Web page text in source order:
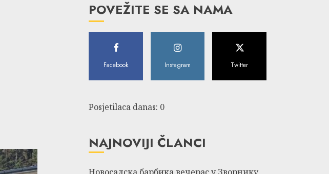
POVEŽITE SE SA NAMA
Facebook Instagram Twitter
Posjetilaca danas: 0
NAJNOVIJI ČLANCI